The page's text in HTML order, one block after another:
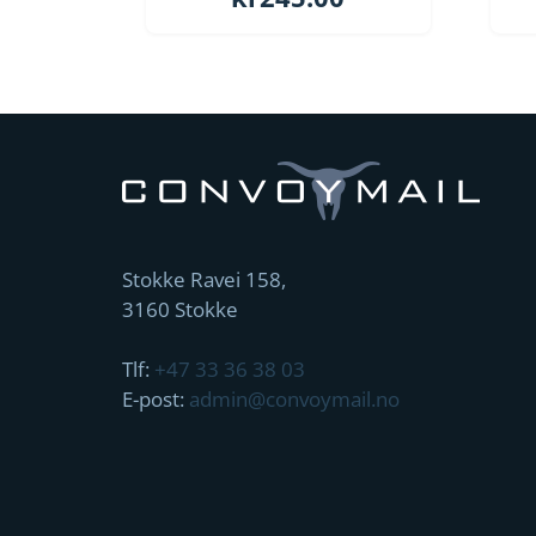
Stokke Ravei 158,
3160 Stokke
Tlf: +47 33 36 38 03
E-post: admin@convoymail.no